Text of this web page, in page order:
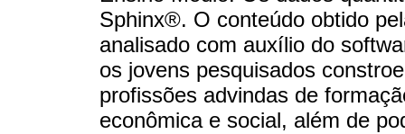
Sphinx®. O conteúdo obtido
analisado com auxílio do
os jovens pesquisados
profissões advindas de
econômica e social, além de